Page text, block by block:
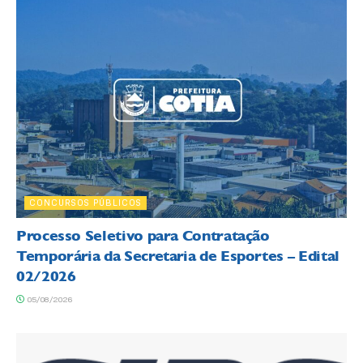
CONCURSOS PÚBLICOS
Processo Seletivo para Contratação
Temporária da Secretaria de Esportes – Edital
02/2026
05/08/2026